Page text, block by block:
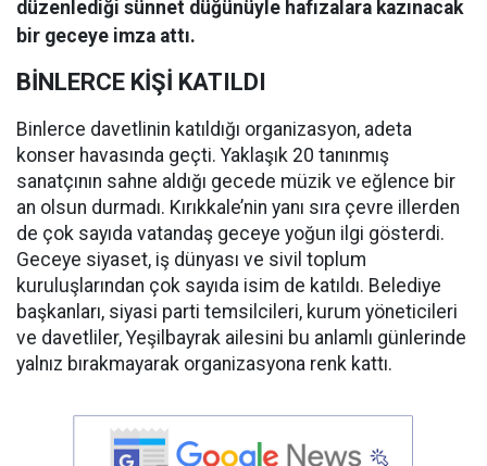
düzenlediği sünnet düğünüyle hafızalara kazınacak
bir geceye imza attı.
BİNLERCE KİŞİ KATILDI
Binlerce davetlinin katıldığı organizasyon, adeta
konser havasında geçti. Yaklaşık 20 tanınmış
sanatçının sahne aldığı gecede müzik ve eğlence bir
an olsun durmadı. Kırıkkale’nin yanı sıra çevre illerden
de çok sayıda vatandaş geceye yoğun ilgi gösterdi.
Geceye siyaset, iş dünyası ve sivil toplum
kuruluşlarından çok sayıda isim de katıldı. Belediye
başkanları, siyasi parti temsilcileri, kurum yöneticileri
ve davetliler, Yeşilbayrak ailesini bu anlamlı günlerinde
yalnız bırakmayarak organizasyona renk kattı.